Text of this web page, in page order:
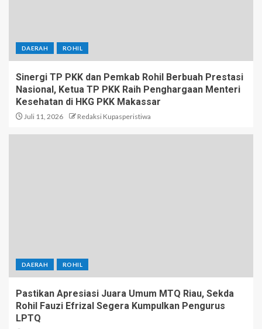
DAERAH ROHIL
Sinergi TP PKK dan Pemkab Rohil Berbuah Prestasi
Nasional, Ketua TP PKK Raih Penghargaan Menteri
Kesehatan di HKG PKK Makassar
Juli 11, 2026 Redaksi Kupasperistiwa
DAERAH ROHIL
Pastikan Apresiasi Juara Umum MTQ Riau, Sekda
Rohil Fauzi Efrizal Segera Kumpulkan Pengurus
LPTQ